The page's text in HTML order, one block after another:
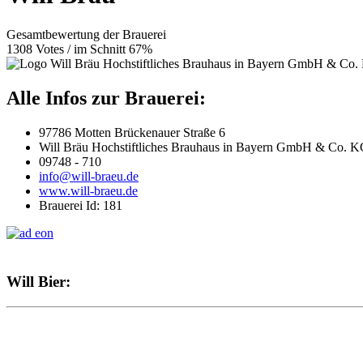
Gesamtbewertung der Brauerei
1308 Votes / im Schnitt 67%
Alle Infos zur Brauerei:
97786 Motten Brückenauer Straße 6
Will Bräu Hochstiftliches Brauhaus in Bayern GmbH & Co.
09748 - 710
info@will-braeu.de
www.will-braeu.de
Brauerei Id: 181
Will Bier: